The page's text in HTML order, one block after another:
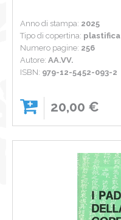
Anno di stampa: 2025
Tipo di copertina:
Numero pagine: 256
Autore:AA.VV.
ISBN: 979-12-5452-093-2
20,00 €